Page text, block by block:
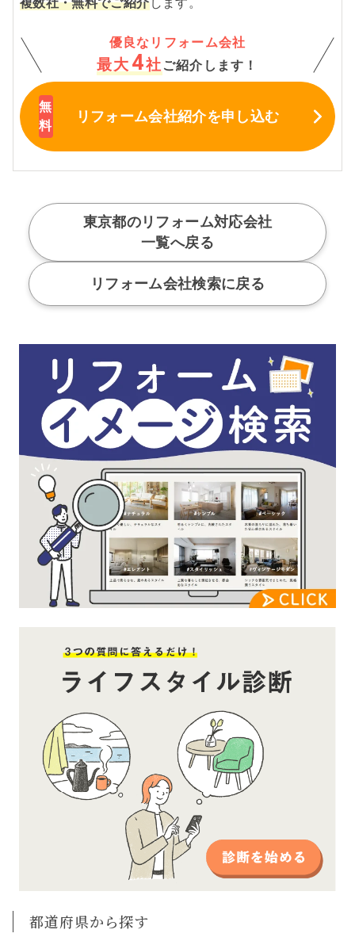
優良なリフォーム会社
最大 4社 ご紹介します！
リフォーム会社紹介を申し込む
東京都のリフォーム対応会社
一覧へ戻る
リフォーム会社検索に戻る
都道府県から探す